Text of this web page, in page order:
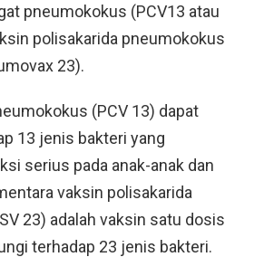
pneumokokus (PCV13 atau
polisakarida pneumokokus
23).
(PCV 13) dapat
13 jenis bakteri yang
serius pada anak-anak dan
vaksin polisakarida
23) adalah vaksin satu dosis
terhadap 23 jenis bakteri.